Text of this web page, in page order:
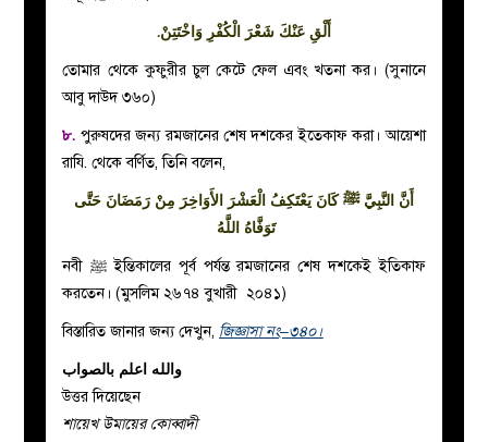
أَلْقِ عَنْكَ شَعْرَ الْكُفْرِ وَاخْتَتِنْ.
তোমার থেকে কুফুরীর চুল কেটে ফেল এবং খতনা কর। (সুনানে
আবু দাউদ ৩৬০)
৮. পুরুষদের জন্য রমজানের শেষ দশকের ইতেকাফ করা। আয়েশা
রাযি. থেকে বর্ণিত, তিনি বলেন,
أَنَّ النَّبِيَّ ﷺ كَانَ يَعْتَكِفُ الْعَشْرَ الأَوَاخِرَ مِنْ رَمَضَانَ حَتَّى
تَوَفَّاهُ اللَّهُ
নবী ﷺ ইন্তিকালের পূর্ব পর্যন্ত রমজানের শেষ দশকেই ইতিকাফ
করতেন। (মুসলিম ২৬৭৪ বুখারী ২০৪১)
বিস্তারিত জানার জন্য দেখুন, জিজ্ঞাসা নং–৩৪০।
والله اعلم بالصواب
উত্তর দিয়েছেন
শায়েখ উমায়ের কোব্বাদী